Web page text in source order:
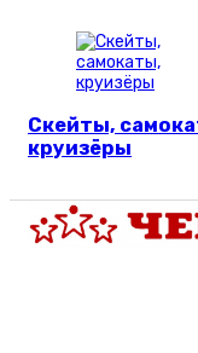
Скейты,
круизёры